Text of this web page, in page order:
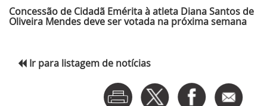
Concessão de Cidadã Emérita à atleta Diana Santos de
Oliveira Mendes deve ser votada na próxima semana
Ir para listagem de notícias